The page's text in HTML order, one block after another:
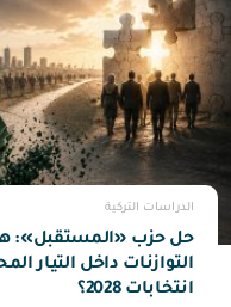
الدراسات التركية
حل حزب «المستقبل»:
التوازنات داخل التيار
انتخابات 2028؟